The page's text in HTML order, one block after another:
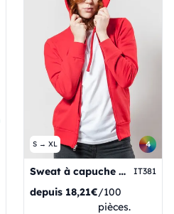
S → XL 4
Sweat à capuche en molleton français pour femme avec fermeture éclair longue IT381
depuis 18,21€/100
pièces.